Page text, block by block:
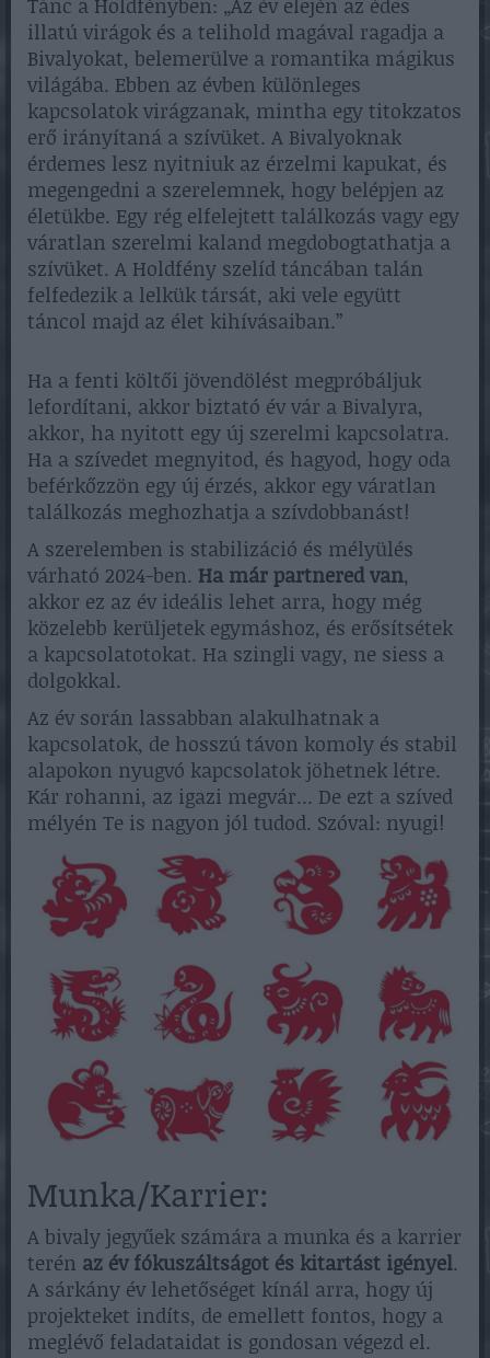
illatú virágok és a telihold magával ragadja a
Bivalyokat, belemerülve a romantika mágikus
világába. Ebben az évben különleges
kapcsolatok virágzanak, mintha egy titokzatos
erő irányítaná a szívüket. A Bivalyoknak
érdemes lesz nyitniuk az érzelmi kapukat, és
megengedni a szerelemnek, hogy belépjen az
életükbe. Egy rég elfelejtett találkozás vagy egy
váratlan szerelmi kaland megdobogtathatja a
szívüket. A Holdfény szelíd táncában talán
felfedezik a lelkük társát, aki vele együtt
táncol majd az élet kihívásaiban.”
Ha a fenti költői jövendölést megpróbáljuk
lefordítani, akkor biztató év vár a Bivalyra,
akkor, ha nyitott egy új szerelmi kapcsolatra.
Ha a szívedet megnyitod, és hagyod, hogy oda
beférkőzzön egy új érzés, akkor egy váratlan
találkozás meghozhatja a szívdobbanást!
A szerelemben is stabilizáció és mélyülés
várható 2024-ben. Ha már partnered van,
akkor ez az év ideális lehet arra, hogy még
közelebb kerüljetek egymáshoz, és erősítsétek
a kapcsolatotokat. Ha szingli vagy, ne siess a
dolgokkal.
Az év során lassabban alakulhatnak a
kapcsolatok, de hosszú távon komoly és stabil
alapokon nyugvó kapcsolatok jöhetnek létre.
Kár rohanni, az igazi megvár... De ezt a szíved
mélyén Te is nagyon jól tudod. Szóval: nyugi!
Munka/Karrier:
A bivaly jegyűek számára a munka és a karrier
terén az év fókuszáltságot és kitartást igényel.
A sárkány év lehetőséget kínál arra, hogy új
projekteket indíts, de emellett fontos, hogy a
meglévő feladataidat is gondosan végezd el.